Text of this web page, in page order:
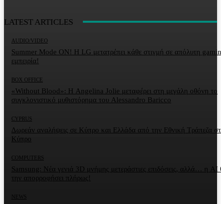
LATEST ARTICLES
AUDIO/VIDEO
Summer Mode ON! Η LG μετατρέπει κάθε στιγμή σε απόλυτη
εμπειρία!
BOX OFFICE
«Without Blood»: Η Angelina Jolie μεταφέρει στη μεγάλη οθόνη το
συγκλονιστικό μυθιστόρημα του Alessandro Baricco
CYPRUS
Δωρεάν αναλήψεις σε Κύπρο και Ελλάδα από την Εθνική Τράπεζα
Κύπρο
COMPUTERS
Samsung: Νέα γενιά 3D μνήμης μετεράστιες επιδόσεις, αλλά… η AI
την απορροφήσει πλήρως!
NEWS